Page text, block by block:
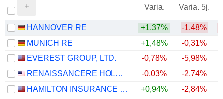
Varia. Varia. 5j.
HANNOVER RE +1,37% -1,48%
MUNICH RE
+1,48% -0,31%
EVEREST GROUP, LTD.
-0,78% -5,98%
RENAISSANCERE HOLDINGS LTD.
-0,03% -2,74%
HAMILTON INSURANCE GROUP, LTD.
+0,94% -2,84%